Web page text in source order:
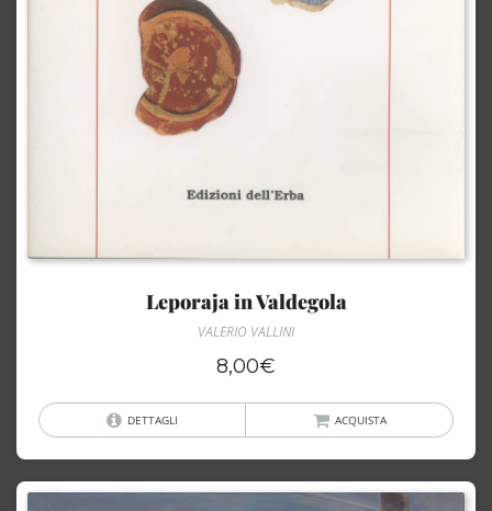
Leporaja in Valdegola
VALERIO VALLINI
8,00€
DETTAGLI ACQUISTA